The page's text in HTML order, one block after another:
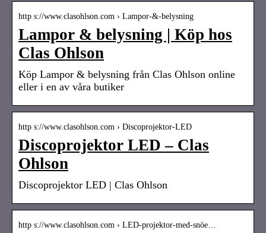
http s://www.clasohlson.com › Lampor-&-belysning
Lampor & belysning | Köp hos
Clas Ohlson
Köp Lampor & belysning från Clas Ohlson online
eller i en av våra butiker
http s://www.clasohlson.com › Discoprojektor-LED
Discoprojektor LED – Clas
Ohlson
Discoprojektor LED | Clas Ohlson
http s://www.clasohlson.com › LED-projektor-med-snöe…